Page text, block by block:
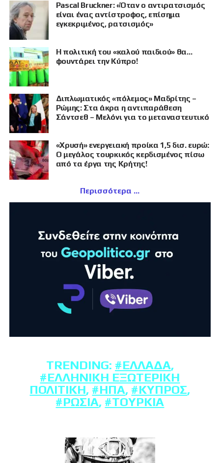
Pascal Bruckner: «Όταν ο αντιρατσισμός
είναι ένας αντίστροφος, επίσημα
εγκεκριμένος, ρατσισμός»
Η πολιτική του «καλού παιδιού» θα…
φουντάρει την Κύπρο!
Διπλωματικός «πόλεμος» Μαδρίτης –
Ρώμης: Στα άκρα η αντιπαράθεση
Σάντσεθ – Μελόνι για το μεταναστευτικό
«Χρυσή» ενεργειακή προίκα 1,5 δισ. ευρώ:
Ο μεγάλος τουρκικός κερδισμένος πίσω
από τα έργα της Κρήτης!
Περισσότερα
TRENDING: #ΕΛΛΆΔΑ,
#ΕΛΛΗΝΙΚΉ ΕΞΩΤΕΡΙΚΉ
ΠΟΛΙΤΙΚΉ, #ΗΠΑ, #ΚΎΠΡΟΣ,
#ΡΩΣΊΑ, #ΤΟΥΡΚΊΑ